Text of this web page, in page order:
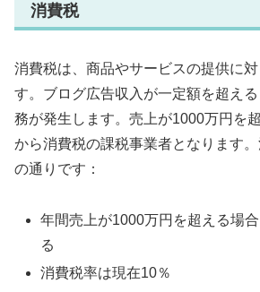
消費税
消費税は、商品やサービスの提供に
す。ブログ広告収入が一定額を超え
務が発生します。売上が1000万円を
から消費税の課税事業者となります
の通りです：
年間売上が1000万円を超える場
る
消費税率は現在10％